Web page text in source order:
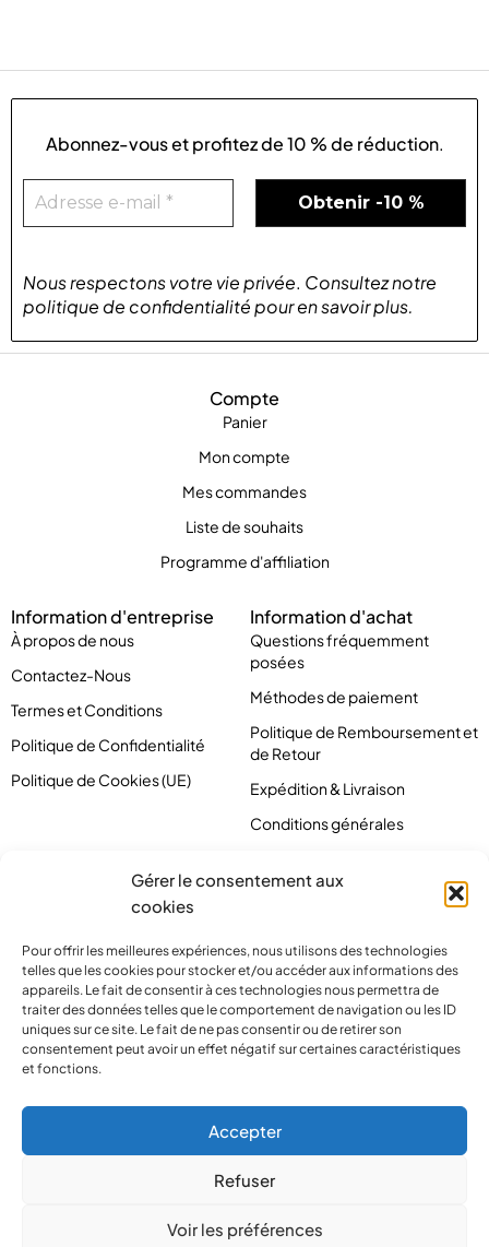
Gérer le consentement aux
cookies
Pour offrir les meilleures expériences, nous utilisons des technologies
telles que les cookies pour stocker et/ou accéder aux informations des
appareils. Le fait de consentir à ces technologies nous permettra de
traiter des données telles que le comportement de navigation ou les ID
uniques sur ce site. Le fait de ne pas consentir ou de retirer son
consentement peut avoir un effet négatif sur certaines caractéristiques
et fonctions.
Accepter
Refuser
Voir les préférences
Compte
Panier
Mon compte
Mes commandes
Liste de souhaits
Programme d'affiliation
Information d'entreprise
À propos de nous
Contactez-Nous
Termes et Conditions
Politique de Confidentialité
Politique de Cookies (UE)
Information d'achat
Questions fréquemment
posées
Méthodes de paiement
Politique de Remboursement et
de Retour
Expédition & Livraison
Conditions générales
Abonnez-vous et profitez de10 % de réduction.
Nous respectons votre vie privée. Consultez notre
politique de confidentialitépouren savoir plus.
Copyright 2024 © Pirlove. Tous droits réservés